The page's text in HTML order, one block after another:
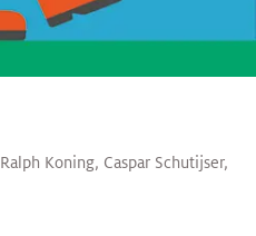
Ralph Koning, Caspar Schutijser,